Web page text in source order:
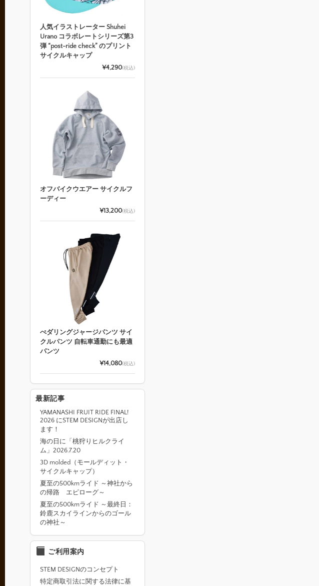
人気イラストレーター Shuhei
Urano コラボレートシリーズ第3
弾 “post-ride check” のプリント
サイクルキャップ
¥4,290(税込)
オフバイクウエアー サイクルフ
ーディー
¥13,200(税込)
ぺダリングジャージパンツ サイ
クルパンツ 自転車通勤にも最適
パンツ
¥14,080(税込)
最新記事
YAMANASHI FRUIT RIDE FINAL!
2026 にSTEM DESIGNが出店し
ます！
海の日に「桃狩りヒルクライ
ム」2026.7.20
3D molded（モールディット・
サイクルキャップ）
夏至の500kmライド ～神社から
の帰路 エピローグ～
夏至の500kmライド ～最終日：
鈴鹿スカイラインからのゴール
の神社～
ご利用案内
STEM DESIGNのコンセプト
特定商取引法に関する法律に基